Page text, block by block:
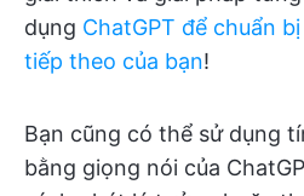
dụng ChatGPT để chuẩn
tiếp theo của bạn!
Bạn cũng có thể sử dụng
bằng giọng nói của